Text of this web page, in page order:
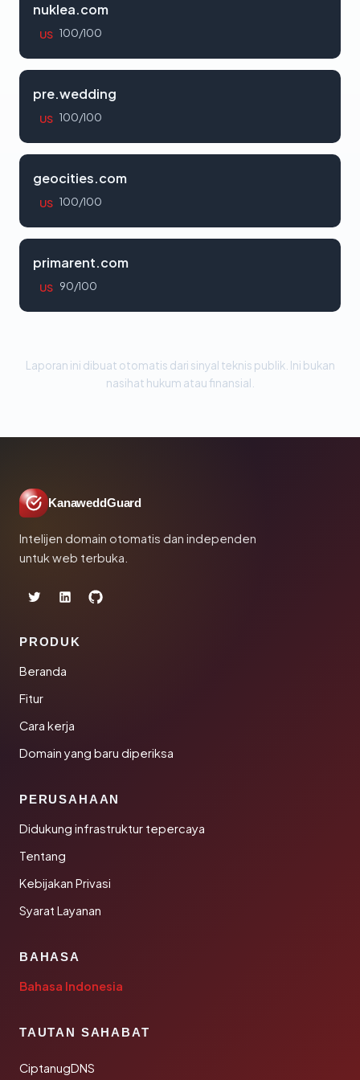
nuklea.com
US 100/100
pre.wedding
US 100/100
geocities.com
US 100/100
primarent.com
US 90/100
Laporan ini dibuat otomatis dari sinyal teknis publik. Ini bukan
nasihat hukum atau finansial.
KanaweddGuard
Intelijen domain otomatis dan independen
untuk web terbuka.
PRODUK
Beranda
Fitur
Cara kerja
Domain yang baru diperiksa
PERUSAHAAN
Didukung infrastruktur tepercaya
Tentang
Kebijakan Privasi
Syarat Layanan
BAHASA
Bahasa Indonesia
TAUTAN SAHABAT
CiptanugDNS